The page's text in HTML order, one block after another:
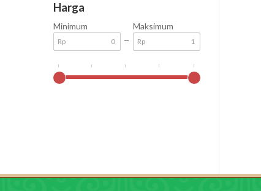
Harga
Minimum
Rp
Maksimum
Rp